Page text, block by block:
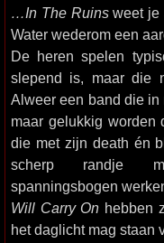
…In The Ruinsweet je
Water wederom een
De heren spelen
slepend is, maar die
Alweer een band die in
maar gelukkig worden
die met zijn death én
scherp randje
spanningsbogen
Will Carry On hebben
het daglicht mag staan